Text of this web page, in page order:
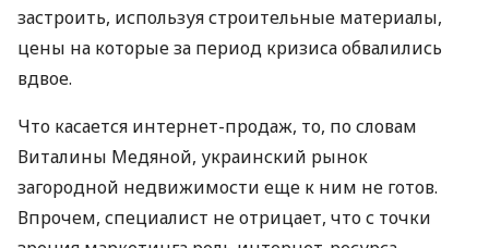
застроить, используя строительные материалы,
цены на которые за период кризиса обвалились
вдвое.
Что касается интернет-продаж, то, по словам
Виталины Медяной, украинский рынок
загородной недвижимости еще к ним не готов.
Впрочем, специалист не отрицает, что с точки